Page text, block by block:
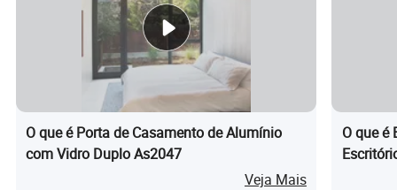
O que é Porta de Casamento de Alumínio
com Vidro Duplo As2047
Veja Mais
O que é